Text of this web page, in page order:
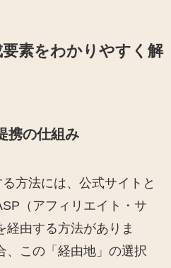
素をわかりやすく解
携の仕組み
方法には、公式サイトと
（アフィリエイト・サ
経由する方法がありま
、この「経由地」の選択